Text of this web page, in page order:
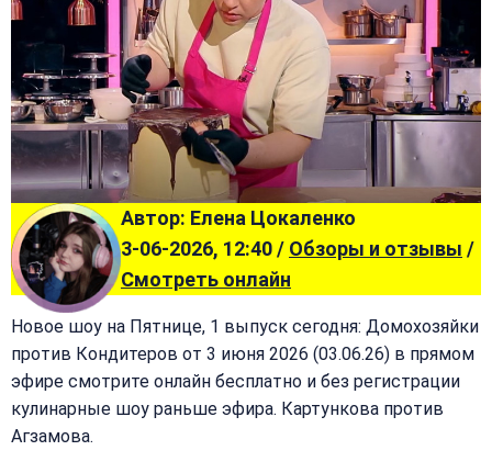
Автор: Елена Цокаленко
3-06-2026, 12:40 / Обзоры и отзывы /
Смотреть онлайн
Новое шоу на Пятнице, 1 выпуск сегодня: Домохозяйки
против Кондитеров от 3 июня 2026 (03.06.26) в прямом
эфире смотрите онлайн бесплатно и без регистрации
кулинарные шоу раньше эфира. Картункова против
Агзамова.